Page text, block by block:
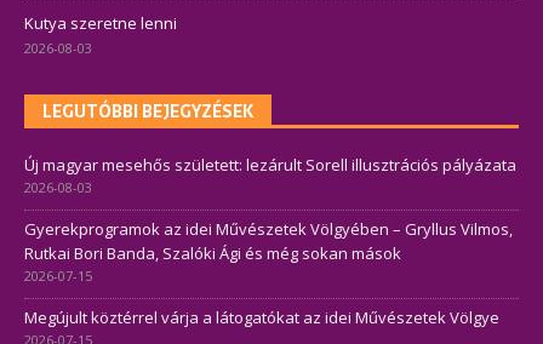
Kutya szeretne lenni
2026-08-03
LEGUTÓBBI BEJEGYZÉSEK
Új magyar mesehős született: lezárult Sorell illusztrációs pályázata
2026-08-03
Gyerekprogramok az idei Művészetek Völgyében – Gryllus Vilmos,
Rutkai Bori Banda, Szalóki Ági és még sokan mások
2026-07-15
Megújult köztérrel várja a látogatókat az idei Művészetek Völgye
2026-07-15